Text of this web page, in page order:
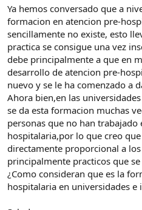
d
l
t
e
m
a
i
o
Ya hemos conversado que a
formacion en atencion pre-
sencillamente no existe, esto
practica se consigue una vez
debe principalmente a que en
desarrollo de atencion pre-
nuevo y se le ha comenzado a
Ahora bien,en las
se da esta formacion muchas
personas que no han trabajado
hospitalaria,por lo que creo
directamente proporcional a
principalmente practicos que
¿Como consideran que es la
hospitalaria en universidades e